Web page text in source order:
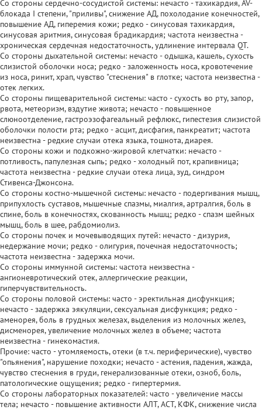
Со стороны сердечно-сосудистой системы: нечасто - тахикардия, AV-
блокада I степени, "приливы", снижение АД, похолодание конечностей,
повышение АД, гиперемия кожи; редко - синусовая тахикардия,
синусовая аритмия, синусовая брадикардия; частота неизвестна -
хроническая сердечная недостаточность, удлинение интервала QT.
Со стороны дыхательной системы: нечасто - одышка, кашель, сухость
слизистой оболочки носа; редко - заложенность носа, кровотечение
из носа, ринит, храп, чувство "стеснения" в глотке; частота неизвестна -
отек легких.
Со стороны пищеварительной системы: часто - сухость во рту, запор,
рвота, метеоризм, вздутие живота; нечасто - повышенное
слюноотделение, гастроэзофагеальный рефлюкс, гипестезия слизистой
оболочки полости рта; редко - асцит, дисфагия, панкреатит; частота
неизвестна - редкие случаи отека языка, тошнота, диарея.
Со стороны кожи и подкожно-жировой клетчатки: нечасто -
потливость, папулезная сыпь; редко - холодный пот, крапивница;
частота неизвестна - редкие случаи отека лица, зуд, синдром
Стивенса-Джонсона.
Со стороны костно-мышечной системы: нечасто - подергивания мышц,
припухлость суставов, мышечные спазмы, миалгия, артралгия, боль в
спине, боль в конечностях, скованность мышц; редко - спазм шейных
мышц, боль в шее, рабдомиолиз.
Со стороны почек и мочевыводящих путей: нечасто - дизурия,
недержание мочи; редко - олигурия, почечная недостаточность;
частота неизвестна - задержка мочи.
Со стороны иммунной системы: частота неизвестна -
ангионевротический отек, аллергические реакции,
гиперчувствительность.
Со стороны половой системы: часто - эректильная дисфункция;
нечасто - задержка эякуляции, сексуальная дисфункция; редко -
аменорея, боль в грудных железах, выделения из молочных желез,
дисменорея, увеличение молочных желез в объеме; частота
неизвестна - гинекомастия.
Прочие: часто - утомляемость, отеки (в т.ч. периферические), чувство
"опьянения", нарушение походки; нечасто - астения, падения, жажда,
чувство стеснения в груди, генерализованные отеки, озноб, боль,
патологические ощущения; редко - гипертермия.
Со стороны лабораторных показателей: часто - увеличение массы
тела; нечасто - повышение активности АЛТ, АСТ, КФК, снижение числа